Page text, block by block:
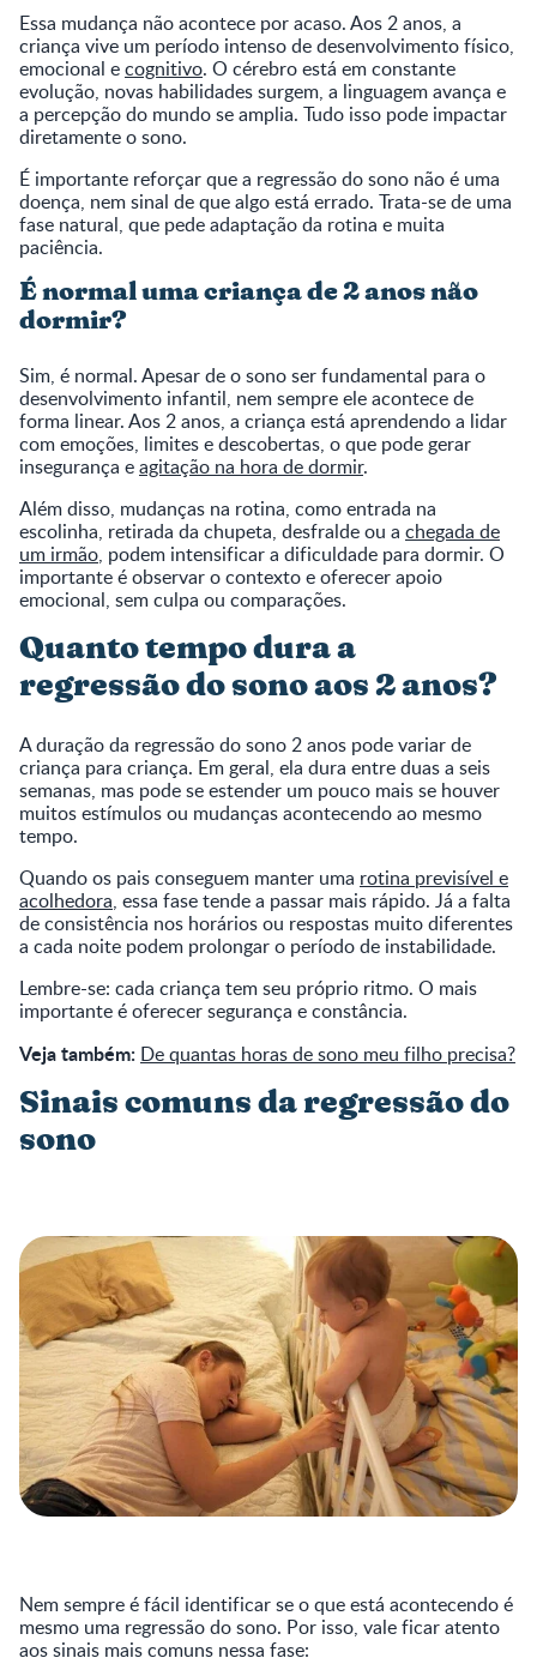
Essa mudança não acontece por acaso. Aos 2 anos, a
criança vive um período intenso de desenvolvimento físico,
emocional ecognitivo. O cérebro está em constante
evolução, novas habilidades surgem, a linguagem avança e
a percepção do mundo se amplia. Tudo isso pode impactar
diretamente o sono.
É importante reforçar que a regressão do sono não é uma
doença, nem sinal de que algo está errado. Trata-se de uma
fase natural, que pede adaptação da rotina e muita
paciência.
É normal uma criança de 2 anos não
dormir?
Sim, é normal. Apesar de o sono ser fundamental para o
desenvolvimento infantil, nem sempre ele acontece de
forma linear. Aos 2 anos, a criança está aprendendo a lidar
com emoções, limites e descobertas, o que pode gerar
insegurança eagitação na hora de dormir.
Além disso, mudanças na rotina, como entrada na
escolinha, retirada da chupeta, desfralde ou a chegada de
um irmão, podem intensificar a dificuldade para dormir. O
importante é observar o contexto e oferecer apoio
emocional, sem culpa ou comparações.
Quanto tempo dura a
regressão do sono aos 2 anos?
A duração da regressão do sono 2 anos pode variar de
criança para criança. Em geral, ela dura entre duas a seis
semanas, mas pode se estender um pouco mais se houver
muitos estímulos ou mudanças acontecendo ao mesmo
tempo.
Quando os pais conseguem manter uma rotina previsível e
acolhedora, essa fase tende a passar mais rápido. Já a falta
de consistência nos horários ou respostas muito diferentes
a cada noite podem prolongar o período de instabilidade.
Lembre-se: cada criança tem seu próprio ritmo. O mais
importante é oferecer segurança e constância.
Veja também: De quantas horas de sono meu filho precisa?
Sinais comuns da regressão do
sono
Nem sempre é fácil identificar se o que está acontecendo é
mesmo uma regressão do sono. Por isso, vale ficar atento
aos sinais mais comuns nessa fase: